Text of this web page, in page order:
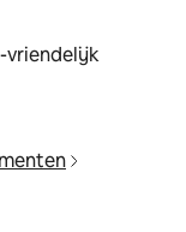
vriendelijk